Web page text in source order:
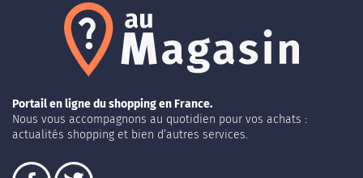
Portail en ligne du shopping en France.
Nous vous accompagnons au quotidien pour vos achats :
actualités shopping et bien d’autres services.